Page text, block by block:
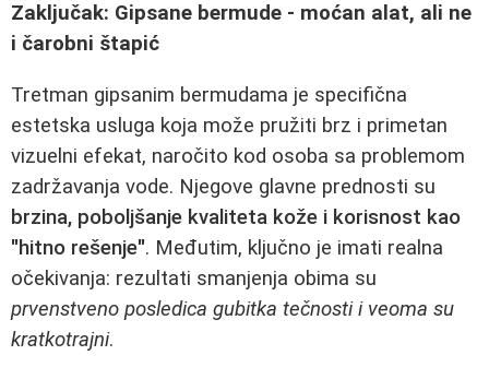
Zaključak: Gipsane bermude - moćan alat, ali ne
i čarobni štapić
Tretman gipsanim bermudama je specifična
estetska usluga koja može pružiti brz i primetan
vizuelni efekat, naročito kod osoba sa problemom
zadržavanja vode. Njegove glavne prednosti su
brzina, poboljšanje kvaliteta kože i korisnost kao
"hitno rešenje". Međutim, ključno je imati realna
očekivanja: rezultati smanjenja obima su
prvenstveno posledica gubitka tečnosti i veoma su
kratkotrajni.